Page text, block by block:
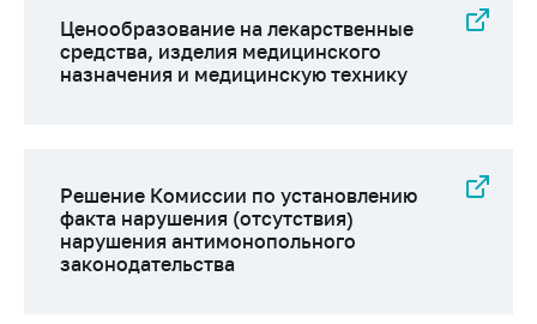
Ценообразование на лекарственные
средства, изделия медицинского
назначения и медицинскую технику
Решение Комиссии по установлению
факта нарушения (отсутствия)
нарушения антимонопольного
законодательства